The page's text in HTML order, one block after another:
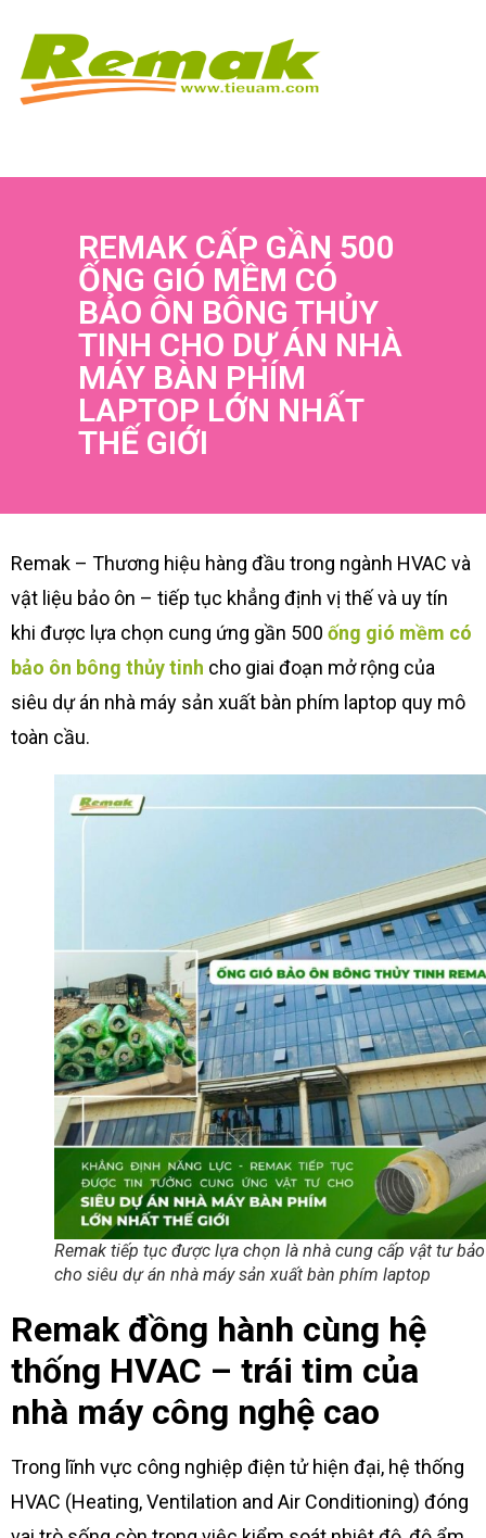
REMAK CẤP GẦN 500
ỐNG GIÓ MỀM CÓ
BẢO ÔN BÔNG THỦY
TINH CHO DỰ ÁN NHÀ
MÁY BÀN PHÍM
LAPTOP LỚN NHẤT
THẾ GIỚI
Remak – Thương hiệu hàng đầu trong ngành HVAC và
vật liệu bảo ôn – tiếp tục khẳng định vị thế và uy tín
khi được lựa chọn cung ứng gần 500 ống gió mềm có
bảo ôn bông thủy tinh cho giai đoạn mở rộng của
siêu dự án nhà máy sản xuất bàn phím laptop quy mô
toàn cầu.
Remak tiếp tục được lựa chọn là nhà cung cấp vật tư
cho siêu dự án nhà máy sản xuất bàn phím laptop
Remak đồng hành cùng hệ
thống HVAC – trái tim của
nhà máy công nghệ cao
Trong lĩnh vực công nghiệp điện tử hiện đại, hệ thống
HVAC (Heating, Ventilation and Air Conditioning) đóng